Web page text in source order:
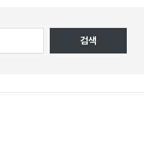
검색